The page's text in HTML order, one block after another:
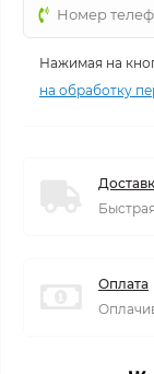
Нажимая на
на обработку
Оплата